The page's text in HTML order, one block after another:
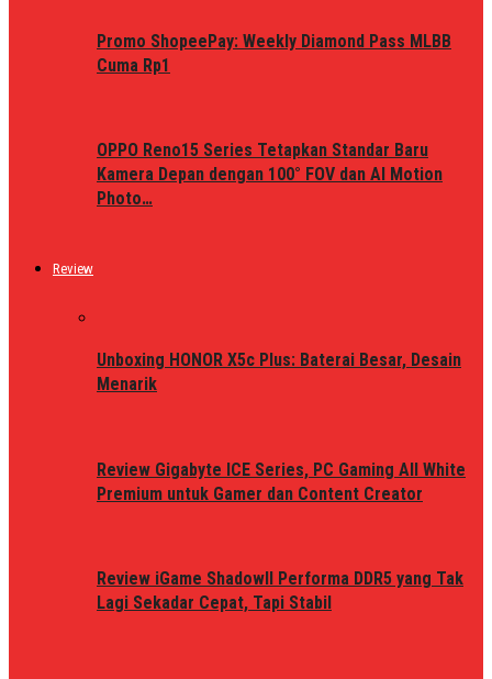
Promo ShopeePay: Weekly Diamond Pass MLBB
Cuma Rp1
OPPO Reno15 Series Tetapkan Standar Baru
Kamera Depan dengan 100° FOV dan AI Motion
Photo…
Review
Unboxing HONOR X5c Plus: Baterai Besar, Desain
Menarik
Review Gigabyte ICE Series, PC Gaming All White
Premium untuk Gamer dan Content Creator
Review iGame ShadowII Performa DDR5 yang Tak
Lagi Sekadar Cepat, Tapi Stabil